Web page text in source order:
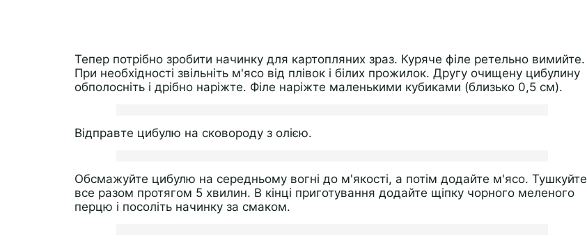
Тепер потрібно зробити начинку для картопляних зраз. Куряче філе ретельно вимийте.
При необхідності звільніть м'ясо від плівок і білих прожилок. Другу очищену цибулину
обполосніть і дрібно наріжте. Філе наріжте маленькими кубиками (близько 0,5 см).
Відправте цибулю на сковороду з олією.
Обсмажуйте цибулю на середньому вогні до м'якості, а потім додайте м'ясо. Тушкуйте
все разом протягом 5 хвилин. В кінці приготування додайте щіпку чорного меленого
перцю і посоліть начинку за смаком.